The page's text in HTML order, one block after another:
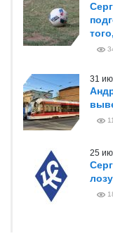
31
25